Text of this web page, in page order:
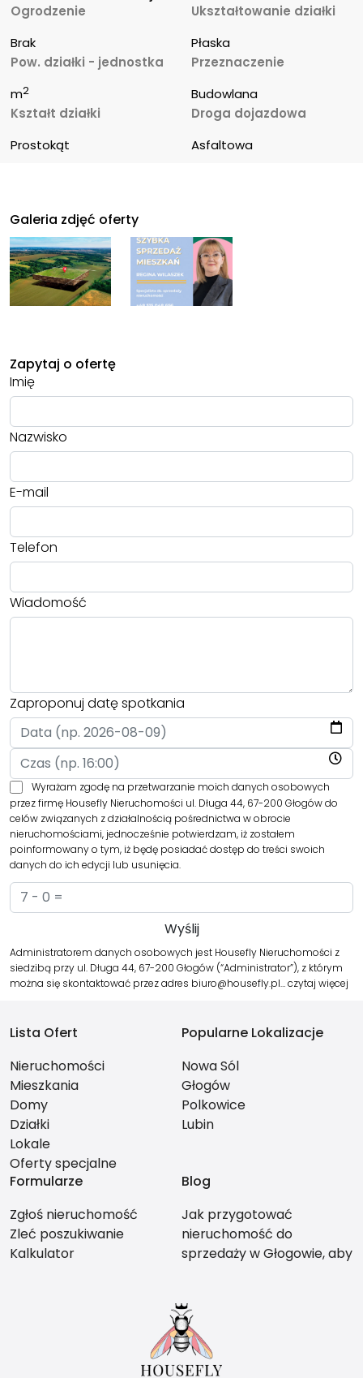
Ogrodzenie
Brak
Ukształtowanie działki
Płaska
Pow. działki - jednostka
m2
Przeznaczenie
Budowlana
Kształt działki
Prostokąt
Droga dojazdowa
Asfaltowa
Galeria zdjęć oferty
Zapytaj o ofertę
Imię
Nazwisko
E-mail
Telefon
Wiadomość
Zaproponuj datę spotkania
Wyrażam zgodę na przetwarzanie moich danych osobowych
przez firmę Housefly Nieruchomości ul. Długa 44, 67-200 Głogów do
celów związanych z działalnością pośrednictwa w obrocie
nieruchomościami, jednocześnie potwierdzam, iż zostałem
poinformowany o tym, iż będę posiadać dostęp do treści swoich
danych do ich edycji lub usunięcia.
Administratorem danych osobowych jest Housefly Nieruchomości z
siedzibą przy ul. Długa 44, 67-200 Głogów (“Administrator”), z którym
można się skontaktować przez adres biuro@housefly.pl…czytaj więcej
Lista Ofert
Nieruchomości
Mieszkania
Domy
Działki
Lokale
Oferty specjalne
Popularne Lokalizacje
Nowa Sól
Głogów
Polkowice
Lubin
Formularze
Zgłoś nieruchomość
Zleć poszukiwanie
Kalkulator
Blog
Jak przygotować
nieruchomość do
sprzedaży w Głogowie, aby